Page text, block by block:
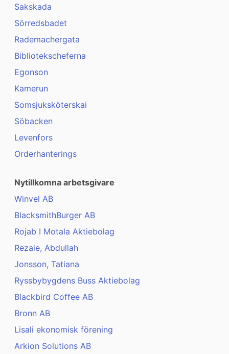
Sakskada
Sörredsbadet
Rademachergata
Bibliotekscheferna
Egonson
Kamerun
Somsjuksköterskai
Söbacken
Levenfors
Orderhanterings
Nytillkomna arbetsgivare
Winvel AB
BlacksmithBurger AB
Rojab I Motala Aktiebolag
Rezaie, Abdullah
Jonsson, Tatiana
Ryssbybygdens Buss Aktiebolag
Blackbird Coffee AB
Bronn AB
Lisali ekonomisk förening
Arkion Solutions AB